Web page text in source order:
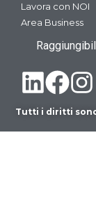
Lavora con NOI
Area Business
Tutti i diritti sono